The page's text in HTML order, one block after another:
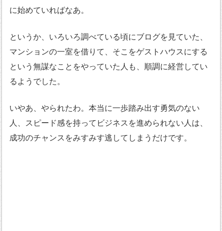
に始めていればなあ。
というか、いろいろ調べている頃にブログを見ていた、
マンションの一室を借りて、そこをゲストハウスにする
という無謀なことをやっていた人も、順調に経営してい
るようでした。
いやあ、やられたわ。本当に一歩踏み出す勇気のない
人、スピード感を持ってビジネスを進められない人は、
成功のチャンスをみすみす逃してしまうだけです。